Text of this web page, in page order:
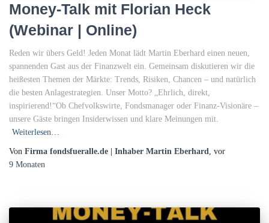
Money-Talk mit Florian Heck
(Webinar | Online)
Reden wir übers Geld! Jeden Monat lädt Martin Eberhard einen neuen,
spannenden Gast aus der Finanzwelt ein. Gemeinsam diskutieren wir die
heißesten Themen der Märkte: Trends, Risiken, Chancen – und natürlich
die besten Anlagestrategien. Unser Motto? „Ehrlich, direkt,
inspirierend!“Ob Chefvolkswirte, Fondsmanager oder Finanz-Visionäre –
unsere Gäste bringen Insiderwissen und klare Meinungen mit.
Weiterlesen…
Von Firma fondsfueralle.de | Inhaber Martin Eberhard, vor
9 Monaten